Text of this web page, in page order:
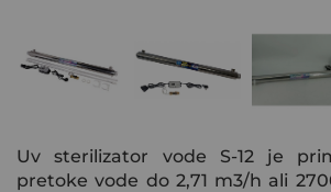
Uv sterilizator vode S-12 je
pretoke vode do 2,71 m3/h ali